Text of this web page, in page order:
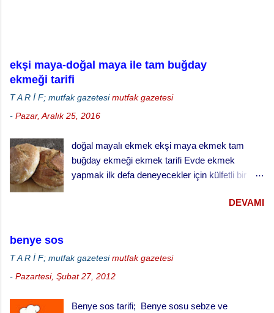
ekşi maya-doğal maya ile tam buğday
ekmeği tarifi
T A R İ F; mutfak gazetesi mutfak gazetesi
- Pazar, Aralık 25, 2016
doğal mayalı ekmek ekşi maya ekmek tam
buğday ekmeği ekmek tarifi Evde ekmek
yapmak ilk defa deneyecekler için külfetli bir
ve aktif halde kalmasını sağlamak çok dikkat ve
çaba gerektiriyor. Hatta bizim evde ekşi maya
… besledin mi, gazını aldın mı gibi diyaloglar hiç
DEVAMI
benye sos
T A R İ F; mutfak gazetesi mutfak gazetesi
- Pazartesi, Şubat 27, 2012
Benye sos tarifi; Benye sosu sebze ve